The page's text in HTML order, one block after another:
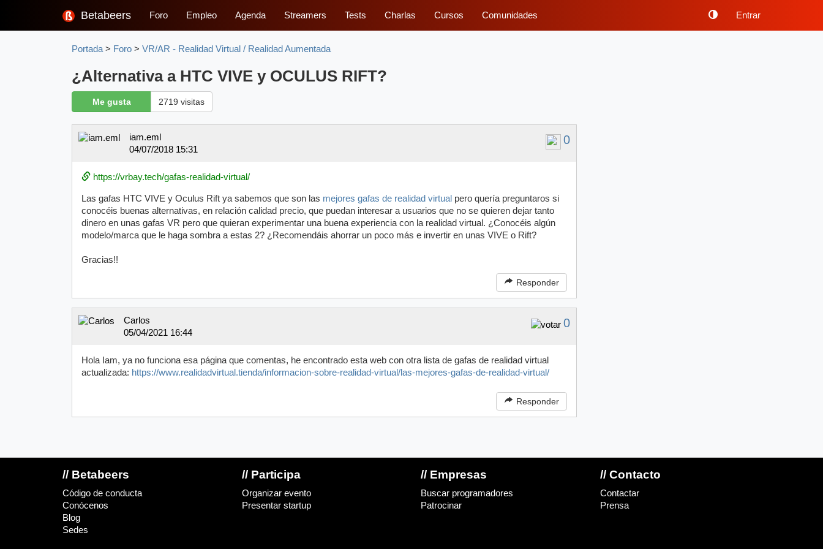
Betabeers Foro Empleo Agenda Streamers Tests Charlas Cursos Comunidades Entrar
Portada > Foro > VR/AR - Realidad Virtual / Realidad Aumentada
¿Alternativa a HTC VIVE y OCULUS RIFT?
Me gusta 2719 visitas
0
iam.eml
04/07/2018 15:31
https://vrbay.tech/gafas-realidad-virtual/
Las gafas HTC VIVE y Oculus Rift ya sabemos que son las mejores gafas de realidad virtual pero quería preguntaros si
conocéis buenas alternativas, en relación calidad precio, que puedan interesar a usuarios que no se quieren dejar tanto
dinero en unas gafas VR pero que quieran experimentar una buena experiencia con la realidad virtual. ¿Conocéis algún
modelo/marca que le haga sombra a estas 2? ¿Recomendáis ahorrar un poco más e invertir en unas VIVE o Rift?
Gracias!!
Responder
0
Carlos
05/04/2021 16:44
Hola Iam, ya no funciona esa página que comentas, he encontrado esta web con otra lista de gafas de realidad virtual
actualizada: https://www.realidadvirtual.tienda/informacion-sobre-realidad-virtual/las-mejores-gafas-de-realidad-virtual/
Responder
// Betabeers
Código de conducta
Conócenos
Blog
Sedes
// Participa
Organizar evento
Presentar startup
// Empresas
Buscar programadores
Patrocinar
// Contacto
Contactar
Prensa